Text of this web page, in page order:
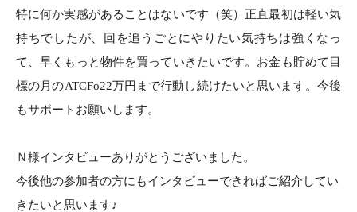
特に何か実感があることはないです（笑）正直最初は軽い気
持ちでしたが、回を追うごとにやりたい気持ちは強くなっ
て、早くもっと物件を買っていきたいです。お金も貯めて目
標の月のATCFo22万円まで行動し続けたいと思います。今後
もサポートお願いします。
Ｎ様インタビューありがとうございました。
今後他の参加者の方にもインタビューできればご紹介してい
きたいと思います♪